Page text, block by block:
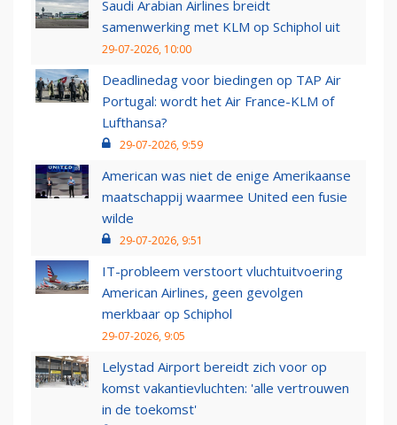
Saudi Arabian Airlines breidt
samenwerking met KLM op Schiphol uit
29-07-2026, 10:00
Deadlinedag voor biedingen op TAP Air
Portugal: wordt het Air France-KLM of
Lufthansa?
29-07-2026, 9:59
American was niet de enige Amerikaanse
maatschappij waarmee United een fusie
wilde
29-07-2026, 9:51
IT-probleem verstoort vluchtuitvoering
American Airlines, geen gevolgen
merkbaar op Schiphol
29-07-2026, 9:05
Lelystad Airport bereidt zich voor op
komst vakantievluchten: 'alle vertrouwen
in de toekomst'